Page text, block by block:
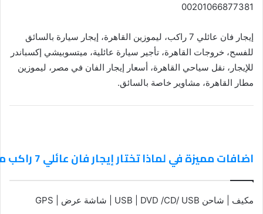
00201066877381
إيجار فان عائلي 7 راكب، ليموزين القاهرة، إيجار سيارة بالسائق
للفسح، خروجات القاهرة، تأجير سيارة عائلية، ميتسوبيشي إكسباندر
للإيجار، نقل سياحي القاهرة، أسعار إيجار الفان في مصر، ليموزين
مطار القاهرة، مشاوير خاصة بالسائق.
اضافات مميزة في لماذا تختار إيجار فان عائلي 7 راكب من ليموزين القاهرة
مكيف | شاحن USB | DVD /CD/ USB | شاشة عرض | GPS